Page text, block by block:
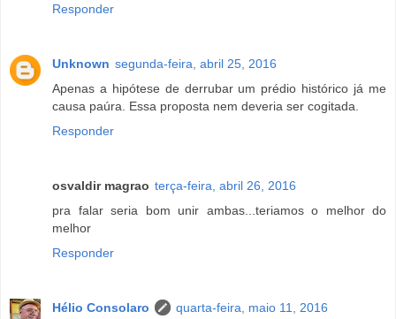
Responder
Unknown segunda-feira, abril 25, 2016
Apenas a hipótese de derrubar um prédio histórico já me
causa paúra. Essa proposta nem deveria ser cogitada.
Responder
osvaldir magrao terça-feira, abril 26, 2016
pra falar seria bom unir ambas...teriamos o melhor do
melhor
Responder
Hélio Consolaro
quarta-feira, maio 11, 2016